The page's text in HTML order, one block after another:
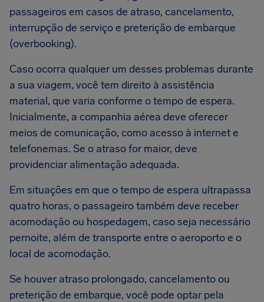
passageiros em casos de atraso, cancelamento,
interrupção de serviço e preterição de embarque
(overbooking).
Caso ocorra qualquer um desses problemas durante
a sua viagem, você tem direito à assistência
material, que varia conforme o tempo de espera.
Inicialmente, a companhia aérea deve oferecer
meios de comunicação, como acesso à internet e
telefonemas. Se o atraso for maior, deve
providenciar alimentação adequada.
Em situações em que o tempo de espera ultrapassa
quatro horas, o passageiro também deve receber
acomodação ou hospedagem, caso seja necessário
pernoite, além de transporte entre o aeroporto e o
local de acomodação.
Se houver atraso prolongado, cancelamento ou
preterição de embarque, você pode optar pela